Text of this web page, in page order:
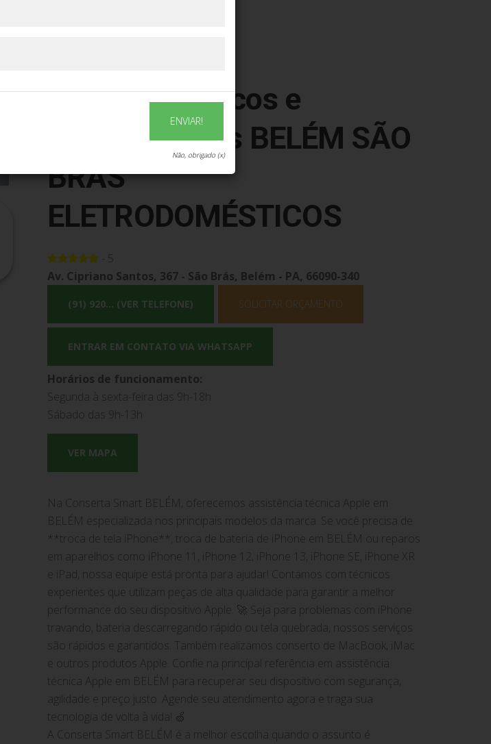
Eletrodomésticos e
Eletroportáteis BELÉM SÃO
BRAS
ELETRODOMÉSTICOS
Av. Cipriano Santos, 367 - São Brás, Belém - PA, 66090-340
(91) 920... (VER TELEFONE) SOLICITAR ORÇAMENTO
ENTRAR EM CONTATO VIA WHATSAPP
Horários de funcionamento:
Segunda à sexta-feira das 9h-18h
Sábado das 9h-13h
VER MAPA
Na Conserta Smart BELÉM, oferecemos assistência técnica Apple em
BELÉM especializada nos principais modelos da marca. Se você precisa de
**troca de tela iPhone**, troca de bateria de iPhone em BELÉM ou reparos
em aparelhos como iPhone 11, iPhone 12, iPhone 13, iPhone SE, iPhone XR
e iPad, nossa equipe está pronta para ajudar! Contamos com técnicos
experientes que utilizam peças de alta qualidade para garantir a melhor
performance do seu dispositivo Apple. 🚀 Seja para problemas com iPhone
travando, bateria descarregando rápido ou tela quebrada, nossos serviços
são rápidos e garantidos. Também realizamos conserto de MacBook, iMac
e outros produtos Apple. Confie na principal referência em assistência
técnica Apple em BELÉM para recuperar seu dispositivo com segurança,
agilidade e preço justo. Agende seu atendimento agora e traga sua
tecnologia de volta à vida! 🍏
A Conserta Smart BELÉM é a melhor escolha quando o assunto é
ENVIAR!
Não, obrigado (x)